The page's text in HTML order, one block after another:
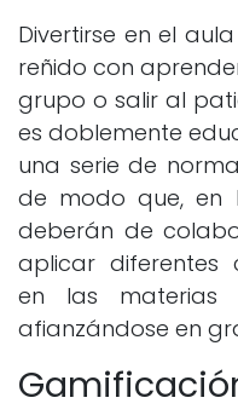
Divertirse en el
reñido con
grupo o salir al
es doblemente
una serie de
de modo que, en
deberán de
aplicar diferentes
en las materias
afianzándose en